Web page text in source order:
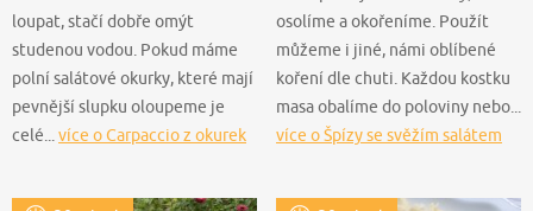
loupat, stačí dobře omýt
studenou vodou. Pokud máme
polní salátové okurky, které mají
pevnější slupku oloupeme je
celé... více o Carpaccio z okurek
osolíme a okořeníme. Použít
můžeme i jiné, námi oblíbené
koření dle chuti. Každou kostku
masa obalíme do poloviny nebo...
více o Špízy se svěžím salátem